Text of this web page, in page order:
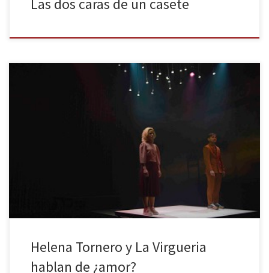
Las dos caras de un casete
hacerlo con un texto escrito para la ocasión por la dramaturga (y
también directora) Helena Tornero, Demà (Mañana), que nos
presenta un mundo ligeramente distópico pero absolutamente
Helena Tornero y La Virgueria
hablan de ¿amor?